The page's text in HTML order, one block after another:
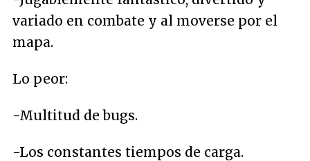
variado en combate y al moverse por el
mapa.
Lo peor:
-Multitud de bugs.
-Los constantes tiempos de carga.